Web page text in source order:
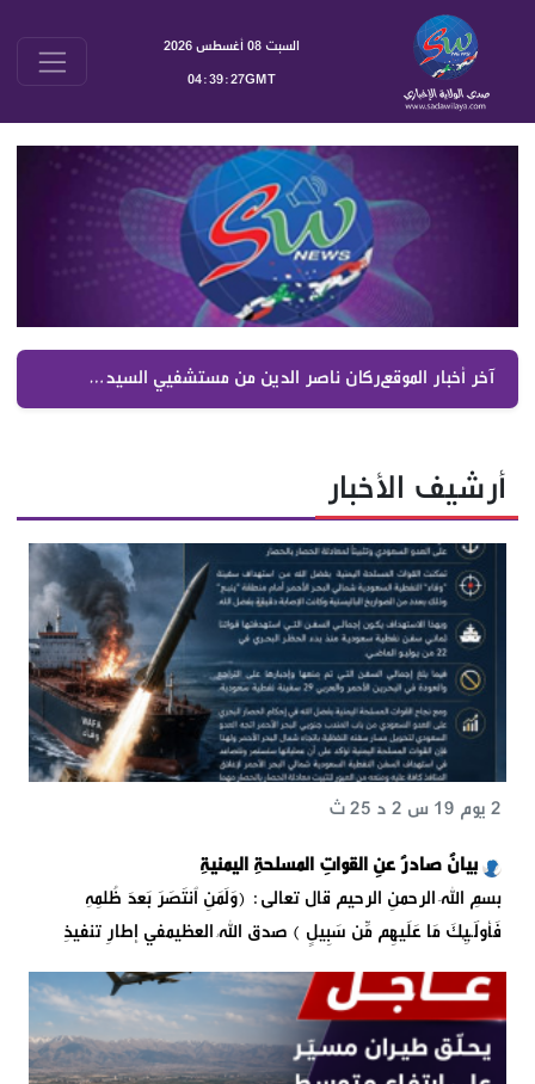
السبت 08 أغسطس 2026
04:39:28GMT
آخر أخبار الموقع : ركان ناصر الدين من مستشفيي السيدة والصليب رفع التغطيات الصحية والمزيد في موازنة 2027
أرشيف الأخبار
بيانٌ صادرٌ عنِ القواتِ المسلحةِ اليمنيةِ
2 يوم 19 س 2 د 25 ث
بسمِ اللهِ الرحمنِ الرحيم قال تعالى: {وَلَمَنِ ٱنتَصَرَ بَعۡدَ ظُلۡمِهِۦ
فَأُو۟لَـٰۤىِٕكَ مَا عَلَیۡهِم مِّن سَبِیلٍ } صدق اللهُ العظيمفي إطارِ تنفيذِ